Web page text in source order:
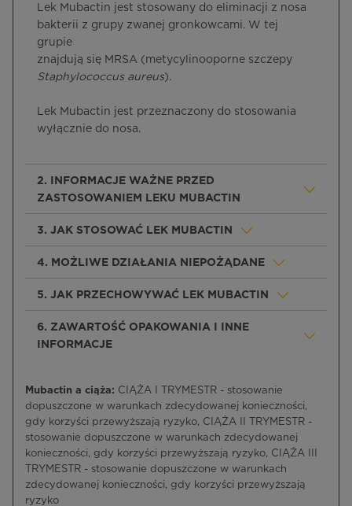
Lek Mubactin jest stosowany do eliminacji z nosa
bakterii z grupy zwanej gronkowcami. W tej
grupie
znajdują się MRSA (metycylinooporne szczepy
Staphylococcus aureus).
Lek Mubactin jest przeznaczony do stosowania
wyłącznie do nosa.
2. INFORMACJE WAŻNE PRZED
ZASTOSOWANIEM LEKU MUBACTIN
3. JAK STOSOWAĆ LEK MUBACTIN
4. MOŻLIWE DZIAŁANIA NIEPOŻĄDANE
5. JAK PRZECHOWYWAĆ LEK MUBACTIN
6. ZAWARTOŚĆ OPAKOWANIA I INNE
INFORMACJE
Mubactin a ciąża: CIĄŻA I TRYMESTR - stosowanie
dopuszczone w warunkach zdecydowanej konieczności,
gdy korzyści przewyższają ryzyko, CIĄŻA II TRYMESTR -
stosowanie dopuszczone w warunkach zdecydowanej
konieczności, gdy korzyści przewyższają ryzyko, CIĄŻA III
TRYMESTR - stosowanie dopuszczone w warunkach
zdecydowanej konieczności, gdy korzyści przewyższają
ryzyko